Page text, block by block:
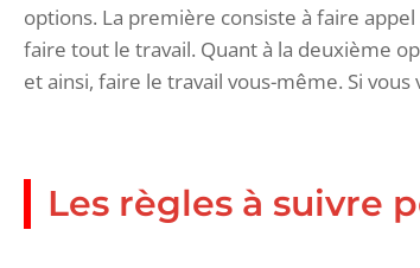
options. La première consiste à faire appel
faire tout le travail. Quant à la deuxième
et ainsi, faire le travail vous-même. Si vous
Les règles à suivre